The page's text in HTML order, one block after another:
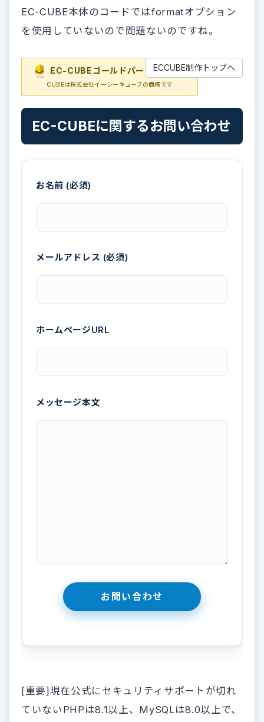
EC-CUBE本体のコードではformatオプション
を使用していないので問題ないのですね。
EC-CUBEゴールドパートナーEC-
CUBEは株式会社イーシーキューブの商標です
ECCUBE制作トップへ
EC-CUBEに関するお問い合わせ
お名前 (必須)
メールアドレス (必須)
ホームページURL
メッセージ本文
[重要]現在公式にセキュリティサポートが切れ
ていないPHPは8.1以上、MySQLは8.0以上で、